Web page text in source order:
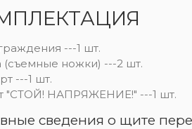
---1 шт.
(съемные ножки) ---2 шт.
---1 шт.
"СТОЙ! НАПРЯЖЕНИЕ!" ---1 шт.
сведения о щите